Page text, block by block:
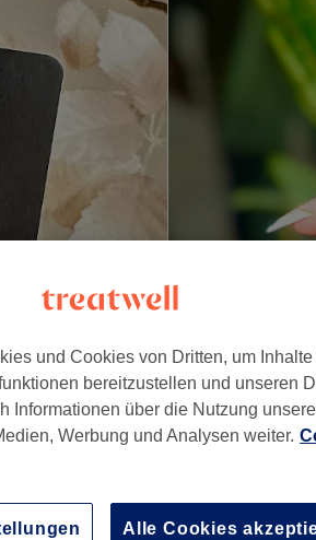
und Cookies von Dritten, um
bereitzustellen und unseren
Informationen über die Nutzung
Werbung und Analysen weiter.
Alle Cookies